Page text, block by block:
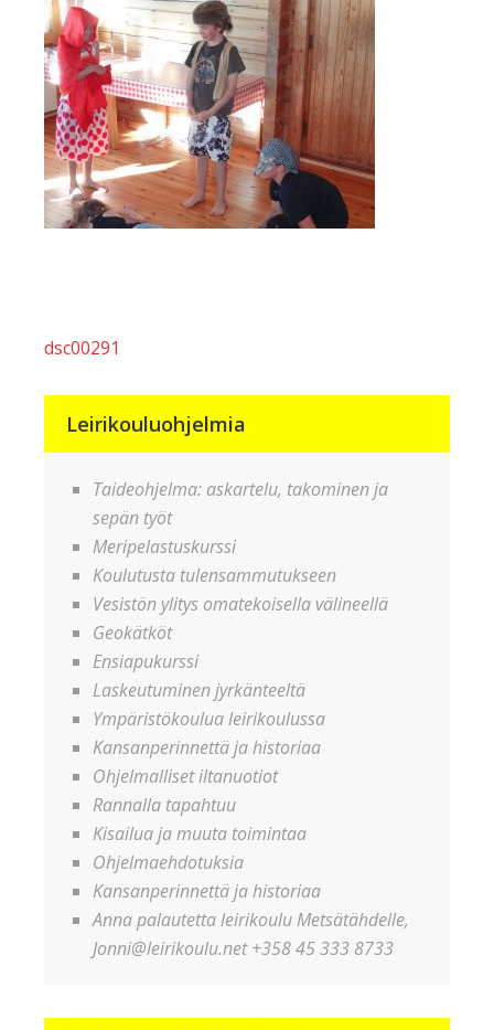
Artikkelien
dsc00291
Leirikouluohjelmia
Taideohjelma: askartelu, takominen ja
sepän työt
Meripelastuskurssi
Koulutusta tulensammutukseen
Vesistön ylitys omatekoisella välineellä
Geokätköt
Ensiapukurssi
Laskeutuminen jyrkänteeltä
Ympäristökoulua leirikoulussa
Kansanperinnettä ja historiaa
Ohjelmalliset iltanuotiot
Rannalla tapahtuu
Kisailua ja muuta toimintaa
Ohjelmaehdotuksia
Kansanperinnettä ja historiaa
Anna palautetta leirikoulu Metsätähdelle,
Jonni@leirikoulu.net +358 45 333 8733